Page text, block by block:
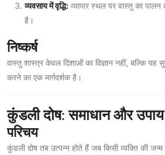
व्यवसाय में वृद्धि: व्यापार स्थल पर वास्तु का पालन
है।
निष्कर्ष
वास्तु शास्त्र केवल दिशाओं का विज्ञान नहीं, बल्कि यह
करने का एक मार्गदर्शक है।
कुंडली दोष: समाधान और उपाय
परिचय
कुंडली दोष तब उत्पन्न होते हैं जब किसी व्यक्ति की